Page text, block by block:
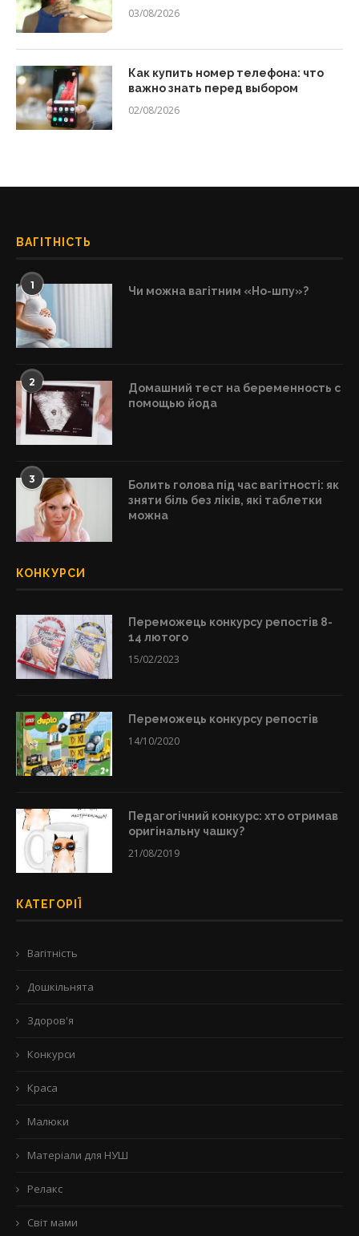
03/08/2026
Как купить номер телефона: что
важно знать перед выбором
02/08/2026
ВАГІТНІСТЬ
1 Чи можна вагітним «Но-шпу»?
2
Домашний тест на беременность с
помощью йода
3
Болить голова під час вагітності: як
зняти біль без ліків, які таблетки
можна
КОНКУРСИ
Переможець конкурсу репостів 8-
14 лютого
15/02/2023
Переможець конкурсу репостів
14/10/2020
Педагогічний конкурс: хто отримав
оригінальну чашку?
21/08/2019
КАТЕГОРІЇ
Вагітність
Дошкільнята
Здоров'я
Конкурси
Краса
Малюки
Матеріали для НУШ
Релакс
Світ мами